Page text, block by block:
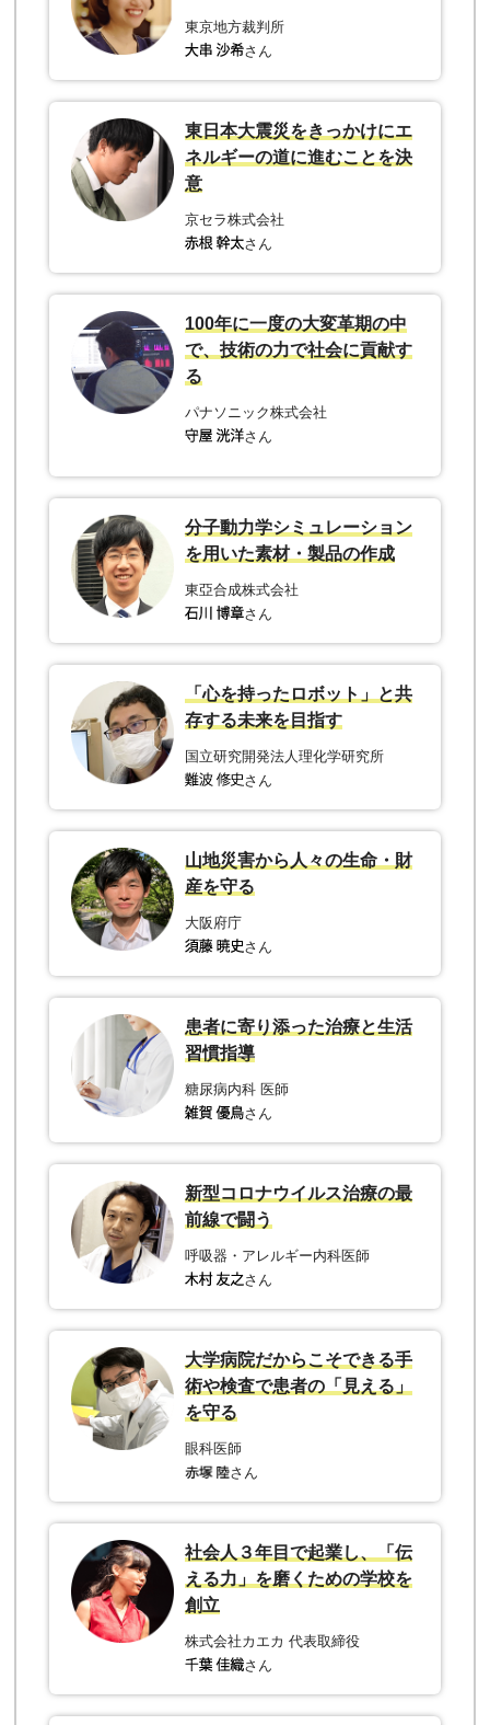
東京地方裁判所
さん
東日本大震災をきっかけにエ
ネルギーの道に進むことを決
意
京セラ株式会社
さん
100年に一度の大変革期の中
で、技術の力で社会に貢献す
る
パナソニック株式会社
さん
分子動力学シミュレーション
を用いた素材・製品の作成
東亞合成株式会社
さん
「心を持ったロボット」と共
存する未来を目指す
国立研究開発法人理化学研究所
さん
山地災害から人々の生命・財
産を守る
大阪府庁
さん
患者に寄り添った治療と生活
習慣指導
糖尿病内科 医師
さん
新型コロナウイルス治療の最
前線で闘う
呼吸器・アレルギー内科医師
さん
大学病院だからこそできる手
術や検査で患者の「見える」
を守る
眼科医師
さん
社会人３年目で起業し、「伝
える力」を磨くための学校を
創立
株式会社カエカ 代表取締役
さん